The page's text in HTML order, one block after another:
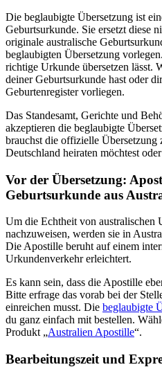
Die beglaubigte Übersetzung ist
Geburtsurkunde. Sie ersetzt diese
originale australische
beglaubigten Übersetzung
richtige Urkunde übersetzen lässt.
deiner Geburtsurkunde hast oder
Geburtenregister vorliegen.
Das Standesamt, Gerichte und
akzeptieren die beglaubigte
brauchst die offizielle
Deutschland heiraten möchtest
Vor der Übersetzung:
Geburtsurkunde aus
Um die Echtheit von australischen
nachzuweisen, werden sie in
Die Apostille beruht auf einem
Urkundenverkehr erleichtert.
Es kann sein, dass die Apostille
Bitte erfrage das vorab bei der
einreichen musst. Die beglaubigte
du ganz einfach mit bestellen.
Produkt „Australien Apostille“.
Bearbeitungszeit und